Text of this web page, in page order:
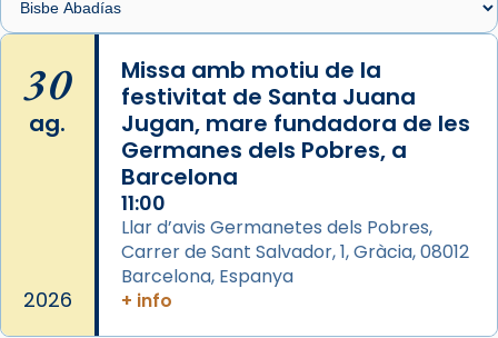
Memòria de les santes Juliana i
Semproniana, verges i màrtirs.
Acompanyant la història de sant Cugat, a
partir de l’Edat Mitjana sorgeix la tradició
que les santes Juliana (“relatiu a Júlia”) i
Semproniana (“relatiu a Semprònia =
eterna”) són deixebles seves. I l’any 1667, el
frare Joan Gaspar Roig, afirma en una obra
que les santes són filles de l’antiga Iluro.
Mataró en reivindicarà les relíquies fins que
30
ag.
2026
Missa amb motiu de la
festivitat de Santa Juana
Jugan, mare fundadora de les
Germanes dels Pobres, a
Barcelona
11:00
Llar d’avis Germanetes dels Pobres,
Carrer de Sant Salvador, 1, Gràcia, 08012
Barcelona, Espanya
+ info